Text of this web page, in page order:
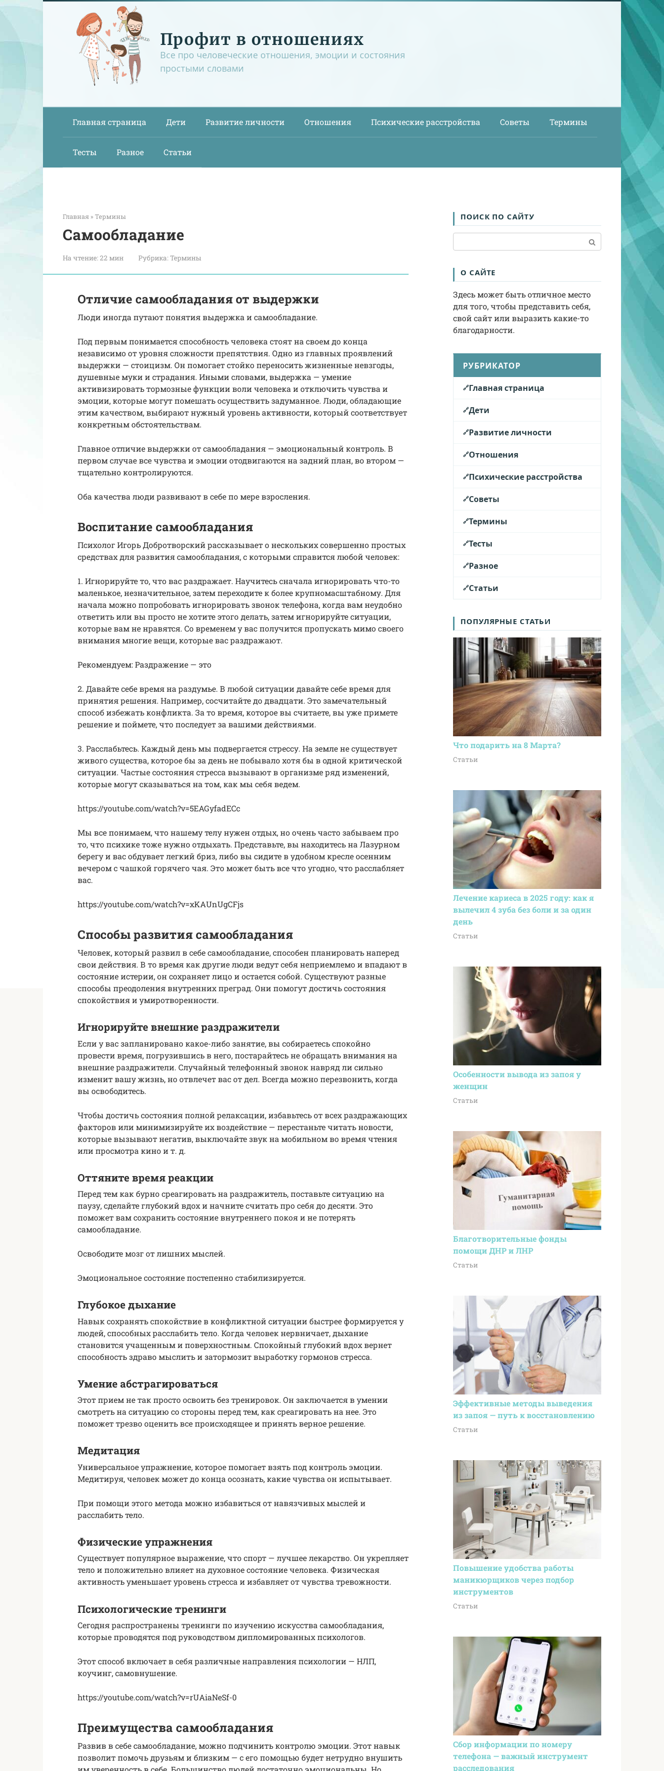
Перейти
Профит в отношениях
Все про человеческие отношения, эмоции и состояния
простыми словами
Главная страница Дети Развитие личности Отношения Психические расстройства Советы Термины
Тесты Разное Статьи
Главная »Термины
Самообладание
На чтение:22 мин Рубрика:Термины
Отличие самообладания от выдержки
Люди иногда путают понятия выдержка и самообладание.
Под первым понимается способность человека стоят на своем до конца
независимо от уровня сложности препятствия. Одно из главных проявлений
выдержки — стоицизм. Он помогает стойко переносить жизненные невзгоды,
душевные муки и страдания. Иными словами, выдержка — умение
активизировать тормозные функции воли человека и отключить чувства и
эмоции, которые могут помешать осуществить задуманное. Люди, обладающие
этим качеством, выбирают нужный уровень активности, который соответствует
конкретным обстоятельствам.
Главное отличие выдержки от самообладания — эмоциональный контроль. В
первом случае все чувства и эмоции отодвигаются на задний план, во втором —
тщательно контролируются.
Оба качества люди развивают в себе по мере взросления.
Воспитание самообладания
Психолог Игорь Добротворский рассказывает о нескольких совершенно простых
средствах для развития самообладания, с которыми справится любой человек:
1. Игнорируйте то, что вас раздражает. Научитесь сначала игнорировать что-то
маленькое, незначительное, затем переходите к более крупномасштабному. Для
начала можно попробовать игнорировать звонок телефона, когда вам неудобно
ответить или вы просто не хотите этого делать, затем игнорируйте ситуации,
которые вам не нравятся. Со временем у вас получится пропускать мимо своего
внимания многие вещи, которые вас раздражают.
Рекомендуем: Раздражение — это
2. Давайте себе время на раздумье. В любой ситуации давайте себе время для
принятия решения. Например, сосчитайте до двадцати. Это замечательный
способ избежать конфликта. За то время, которое вы считаете, вы уже примете
решение и поймете, что последует за вашими действиями.
3. Расслабьтесь. Каждый день мы подвергается стрессу. На земле не существует
живого существа, которое бы за день не побывало хотя бы в одной критической
ситуации. Частые состояния стресса вызывают в организме ряд изменений,
которые могут сказываться на том, как мы себя ведем.
https://youtube.com/watch?v=5EAGyfadECc
Мы все понимаем, что нашему телу нужен отдых, но очень часто забываем про
то, что психике тоже нужно отдыхать. Представьте, вы находитесь на Лазурном
берегу и вас обдувает легкий бриз, либо вы сидите в удобном кресле осенним
вечером с чашкой горячего чая. Это может быть все что угодно, что расслабляет
вас.
https://youtube.com/watch?v=xKAUnUgCFjs
Способы развития самообладания
Человек, который развил в себе самообладание, способен планировать наперед
свои действия. В то время как другие люди ведут себя неприемлемо и впадают в
состояние истерии, он сохраняет лицо и остается собой. Существуют разные
способы преодоления внутренних преград. Они помогут достичь состояния
спокойствия и умиротворенности.
Игнорируйте внешние раздражители
Если у вас запланировано какое-либо занятие, вы собираетесь спокойно
провести время, погрузившись в него, постарайтесь не обращать внимания на
внешние раздражители. Случайный телефонный звонок навряд ли сильно
изменит вашу жизнь, но отвлечет вас от дел. Всегда можно перезвонить, когда
вы освободитесь.
Чтобы достичь состояния полной релаксации, избавьтесь от всех раздражающих
факторов или минимизируйте их воздействие — перестаньте читать новости,
которые вызывают негатив, выключайте звук на мобильном во время чтения
или просмотра кино и т. д.
Оттяните время реакции
Перед тем как бурно среагировать на раздражитель, поставьте ситуацию на
паузу, сделайте глубокий вдох и начните считать про себя до десяти. Это
поможет вам сохранить состояние внутреннего покоя и не потерять
самообладание.
Освободите мозг от лишних мыслей.
Эмоциональное состояние постепенно стабилизируется.
Глубокое дыхание
Навык сохранять спокойствие в конфликтной ситуации быстрее формируется у
людей, способных расслабить тело. Когда человек нервничает, дыхание
становится учащенным и поверхностным. Спокойный глубокий вдох вернет
способность здраво мыслить и затормозит выработку гормонов стресса.
Умение абстрагироваться
Этот прием не так просто освоить без тренировок. Он заключается в умении
смотреть на ситуацию со стороны перед тем, как среагировать на нее. Это
поможет трезво оценить все происходящее и принять верное решение.
Медитация
Универсальное упражнение, которое помогает взять под контроль эмоции.
Медитируя, человек может до конца осознать, какие чувства он испытывает.
При помощи этого метода можно избавиться от навязчивых мыслей и
расслабить тело.
Физические упражнения
Существует популярное выражение, что спорт — лучшее лекарство. Он укрепляет
тело и положительно влияет на духовное состояние человека. Физическая
активность уменьшает уровень стресса и избавляет от чувства тревожности.
Психологические тренинги
Сегодня распространены тренинги по изучению искусства самообладания,
которые проводятся под руководством дипломированных психологов.
Этот способ включает в себя различные направления психологии — НЛП,
коучинг, самовнушение.
https://youtube.com/watch?v=rUAiaNeSf-0
Преимущества самообладания
Развив в себе самообладание, можно подчинить контролю эмоции. Этот навык
позволит помочь друзьям и близким — с его помощью будет нетрудно внушить
ПОИСК ПО САЙТУ
О САЙТЕ
Здесь может быть отличное место
для того, чтобы представить себя,
свой сайт или выразить какие-то
благодарности.
РУБРИКАТОР
Главная страница
Дети
Развитие личности
Отношения
Психические расстройства
Советы
Термины
Тесты
Разное
Статьи
ПОПУЛЯРНЫЕ СТАТЬИ
Что подарить на 8 Марта?
Статьи
Лечение кариеса в 2025 году: как я
вылечил 4 зуба без боли и за один
день
Статьи
Особенности вывода из запоя у
женщин
Статьи
Благотворительные фонды
помощи ДНР и ЛНР
Статьи
Эффективные методы выведения
из запоя — путь к восстановлению
Статьи
Повышение удобства работы
маникюрщиков через подбор
инструментов
Статьи
Сбор информации по номеру
телефона — важный инструмент
расследования